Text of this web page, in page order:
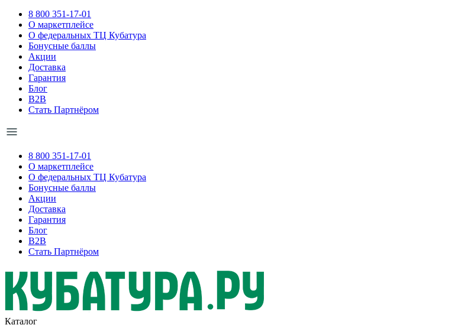
8 800 351-17-01
О маркетплейсе
О федеральных ТЦ Кубатура
Бонусные баллы
Акции
Доставка
Гарантия
Блог
B2B
Стать Партнёром
8 800 351-17-01
О маркетплейсе
О федеральных ТЦ Кубатура
Бонусные баллы
Акции
Доставка
Гарантия
Блог
B2B
Стать Партнёром
Каталог